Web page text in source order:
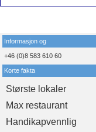
Informasjon og
+46 (0)8 583 610 60
Korte fakta
Største lokaler
Max restaurant
Handikapvennlig